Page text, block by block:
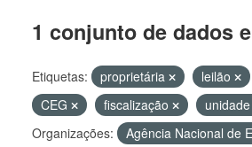
1 conjunto de dados
Etiquetas: proprietária leilão
CEG
fiscalização
Organizações:
Agência Nacional de